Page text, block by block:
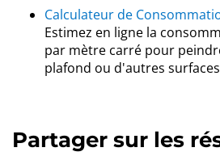
Calculateur de
Estimez en ligne la
par mètre carré pour
plafond ou d'autres
Partager sur les